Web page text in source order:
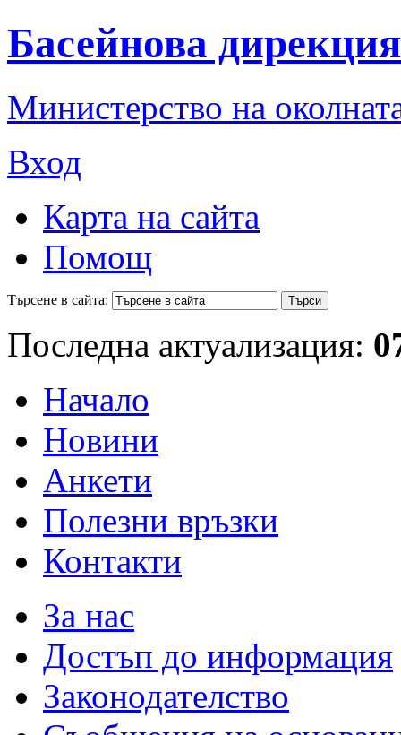
Басейнова
Министерство на
Вход
Карта на сайта
Помощ
Търсене в сайта:
Последна актуализация:
Начало
Новини
Анкети
Полезни връзки
Контакти
За нас
Достъп до информация
Законодателство